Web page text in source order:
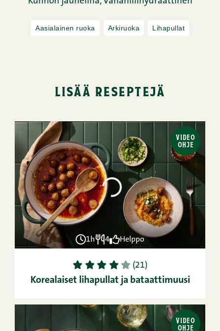
Aasialainen ruoka Arkiruoka Lihapullat
lisää reseptejä
VIDEO
OHJE
1h 4 Helppo
1 2 3 4 5 (21)
Korealaiset lihapullat ja bataattimuusi
VIDEO
OHJE